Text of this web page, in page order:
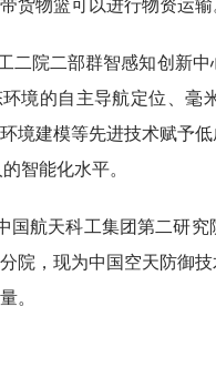
二院二部群智感知创新
境的自主导航定位、毫
境建模等先进技术赋予
智能化水平。
国航天科工集团第二研
院，现为中国空天防御
。